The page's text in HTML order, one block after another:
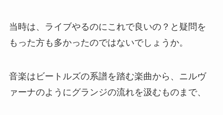
当時は、ライブやるのにこれで良いの？と疑問を
もった方も多かったのではないでしょうか。
音楽はビートルズの系譜を踏む楽曲から、ニルヴ
ァーナのようにグランジの流れを汲むものまで、